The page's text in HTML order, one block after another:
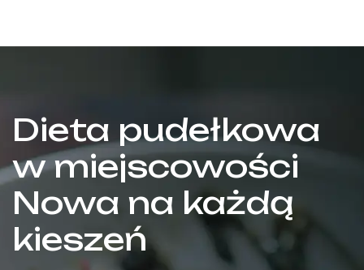
Dieta pudełkowa
w miejscowości
Nowa na każdą
kieszeń